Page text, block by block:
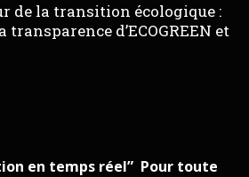
de la transition écologique :
transparence d’ECOGREEN et
en temps réel” Pour toute